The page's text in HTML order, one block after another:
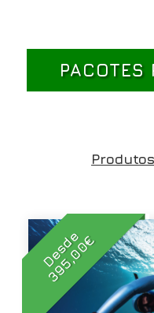
PACOTES
Desde
395,00€